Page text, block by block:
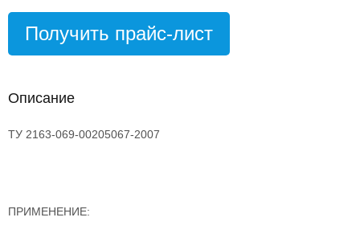
Получить прайс-лист
Описание
ТУ 2163-069-00205067-2007
ПРИМЕНЕНИЕ: